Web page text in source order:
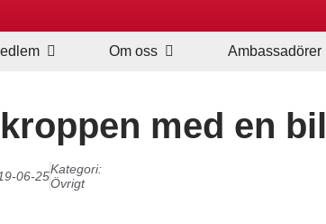
Om oss Ambassadörer
med en bil
06-25Kategori:
Övrigt